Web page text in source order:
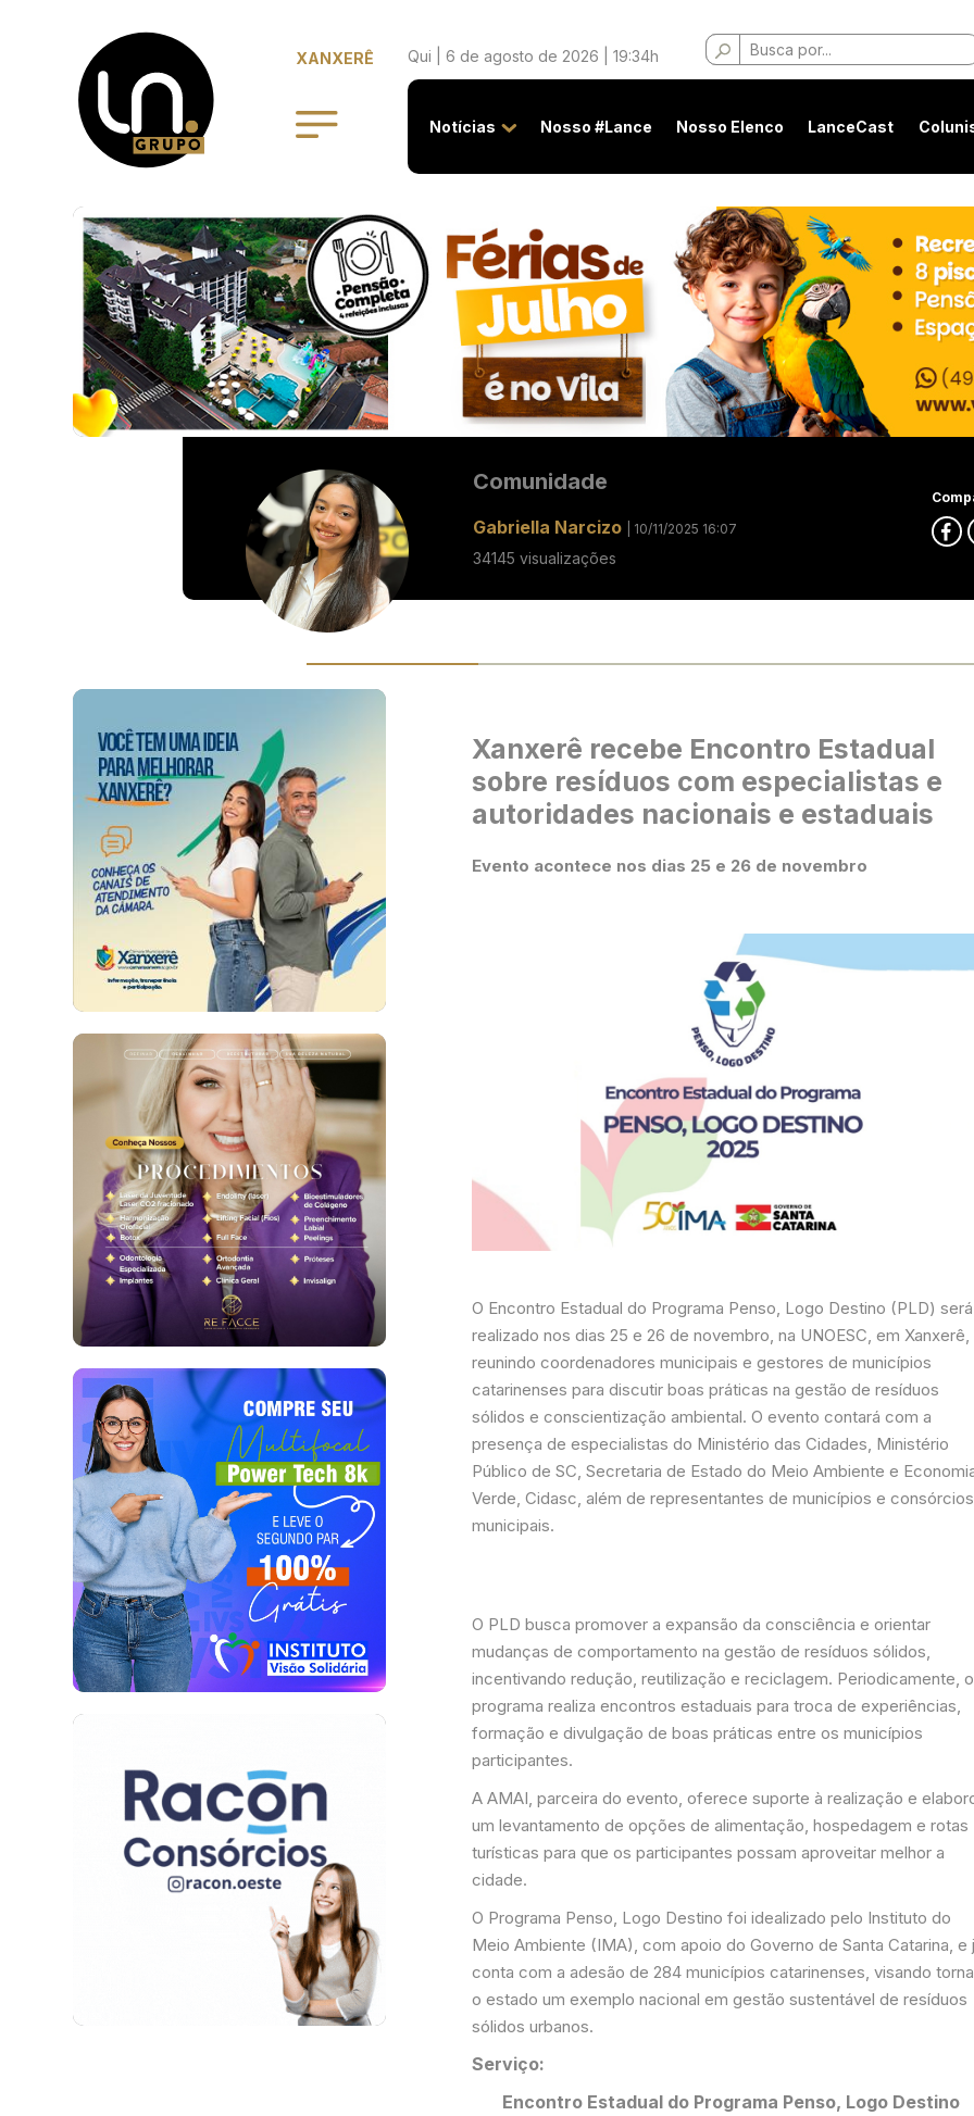
XANXERÊ Qui | 6 de agosto de 2026 | 19:34h
Buscar
por:
Notícias Nosso #Lance Nosso Elenco LanceCast
Comunidade
Gabriella Narcizo | 10/11/2025 16:07
34145 visualizações
Xanxerê recebe Encontro Estadual
sobre resíduos com especialistas e
autoridades nacionais e estaduais
Evento acontece nos dias 25 e 26 de novembro
O Encontro Estadual do Programa Penso, Logo Destino (PLD) será
realizado nos dias 25 e 26 de novembro, na UNOESC, em Xanxerê,
reunindo coordenadores municipais e gestores de municípios
catarinenses para discutir boas práticas na gestão de resíduos
sólidos e conscientização ambiental. O evento contará com a
presença de especialistas do Ministério das Cidades, Ministério
Público de SC, Secretaria de Estado do Meio Ambiente e
Verde, Cidasc, além de representantes de municípios e consórcios
municipais.
O PLD busca promover a expansão da consciência e orientar
mudanças de comportamento na gestão de resíduos sólidos,
incentivando redução, reutilização e reciclagem. Periodicamente, o
programa realiza encontros estaduais para troca de experiências,
formação e divulgação de boas práticas entre os municípios
participantes.
A AMAI, parceira do evento, oferece suporte à realização e
um levantamento de opções de alimentação, hospedagem e rotas
turísticas para que os participantes possam aproveitar melhor a
cidade.
O Programa Penso, Logo Destino foi idealizado pelo Instituto do
Meio Ambiente (IMA), com apoio do Governo de Santa Catarina, e
conta com a adesão de 284 municípios catarinenses, visando
o estado um exemplo nacional em gestão sustentável de resíduos
sólidos urbanos.
Serviço:
Encontro Estadual do Programa Penso, Logo Destino